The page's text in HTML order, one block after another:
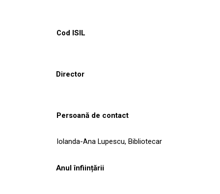
Cod ISIL
Director
Persoană de contact
Iolanda-Ana Lupescu, Bibliotecar
Anul înființării